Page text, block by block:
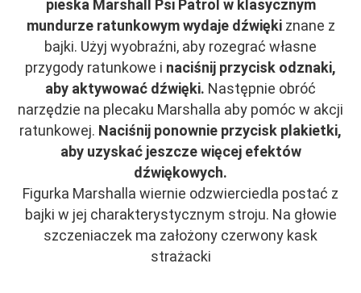
pieska Marshall Psi Patrol w klasycznym
mundurze ratunkowym wydaje dźwiękiznane z
bajki. Użyj wyobraźni, aby rozegrać własne
przygody ratunkowe i naciśnij przycisk odznaki,
aby aktywować dźwięki. Następnie obróć
narzędzie na plecaku Marshalla aby pomóc w akcji
ratunkowej. Naciśnij ponownie przycisk plakietki,
aby uzyskać jeszcze więcej efektów
dźwiękowych.
Figurka Marshalla wiernie odzwierciedla postać z
bajki w jej charakterystycznym stroju. Na głowie
szczeniaczek ma założony czerwony kask
strażacki